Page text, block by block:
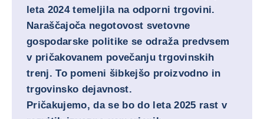
leta 2024 temeljila na odporni trgovini.
Naraščajoča negotovost svetovne
gospodarske politike se odraža predvsem
v pričakovanem povečanju trgovinskih
trenj. To pomeni šibkejšo proizvodno in
trgovinsko dejavnost.
Pričakujemo, da se bo do leta 2025 rast v